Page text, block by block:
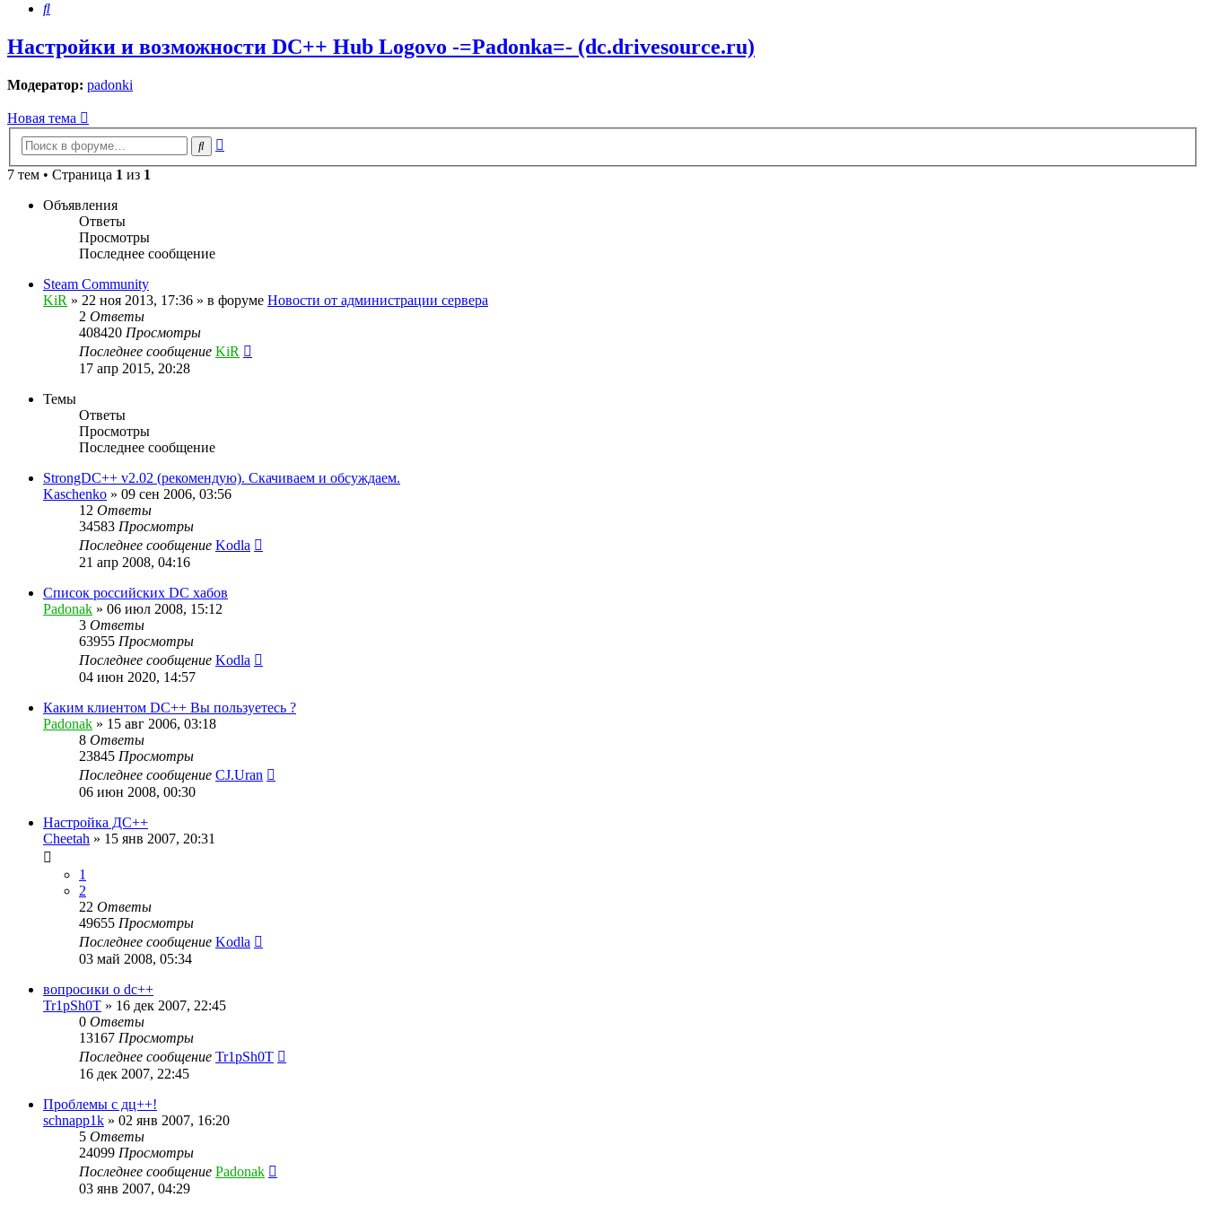
Поиск
Настройки и возможности DC++ Hub Logovo -=Padonka=- (dc.drivesource.ru)
Модератор: padonki
Новая тема
Поиск
7 тем • Страница 1 из 1
Объявления
Ответы
Просмотры
Последнее сообщение
Steam Community
KiR » 22 ноя 2013, 17:36 » в форуме Новости от администрации сервера
2 Ответы
408420 Просмотры
Последнее сообщение KiR
17 апр 2015, 20:28
Темы
Ответы
Просмотры
Последнее сообщение
StrongDC++ v2.02 (рекомендую). Скачиваем и обсуждаем.
Kaschenko » 09 сен 2006, 03:56
12 Ответы
34583 Просмотры
Последнее сообщение Kodla
21 апр 2008, 04:16
Список российских DC хабов
Padonak » 06 июл 2008, 15:12
3 Ответы
63955 Просмотры
Последнее сообщение Kodla
04 июн 2020, 14:57
Каким клиентом DC++ Вы пользуетесь ?
Padonak » 15 авг 2006, 03:18
8 Ответы
23845 Просмотры
Последнее сообщение CJ.Uran
06 июн 2008, 00:30
Настройка ДС++
Cheetah » 15 янв 2007, 20:31
1
2
22 Ответы
49655 Просмотры
Последнее сообщение Kodla
03 май 2008, 05:34
вопросики о dc++
Tr1pSh0T » 16 дек 2007, 22:45
0 Ответы
13167 Просмотры
Последнее сообщение Tr1pSh0T
16 дек 2007, 22:45
Проблемы с дц++!
schnapp1k » 02 янв 2007, 16:20
5 Ответы
24099 Просмотры
Последнее сообщение Padonak
03 янв 2007, 04:29